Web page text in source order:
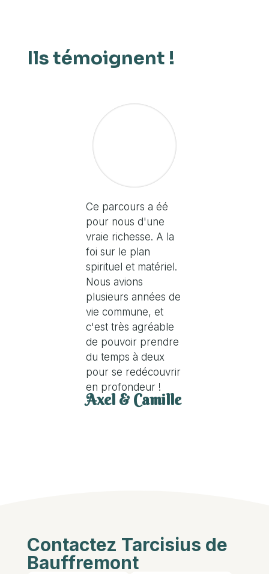
Ils témoignent !
Ce parcours a éé
pour nous d'une
vraie richesse. A la
foi sur le plan
spirituel et matériel.
Nous avions
plusieurs années de
vie commune, et
c'est très agréable
de pouvoir prendre
du temps à deux
pour se redécouvrir
en profondeur !
Axel & Camille
Contactez Tarcisius de
Bauffremont